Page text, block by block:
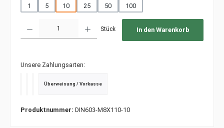
1
5 10 25 50 100
Stück In den Warenkorb
Unsere Zahlungsarten:
Überweisung / Vorkasse
Produktnummer: DIN603-M8X110-10